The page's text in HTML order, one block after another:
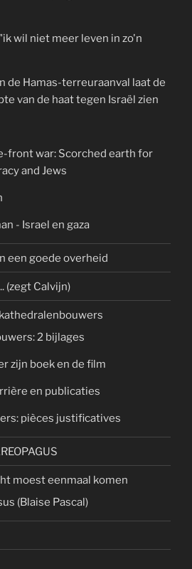
wil niet meer leven in zo'n
de Hamas-terreuraanval laat de
van de haat tegen Israël zien
front war: Scorched earth for
and Jews
- Israel en gaza
een goede overheid
(zegt Calvijn)
2 bijlages
zijn boek en de film
en publicaties
pièces justificatives
moest eenmaal komen
(Blaise Pascal)